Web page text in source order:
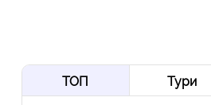
ТОП Тури